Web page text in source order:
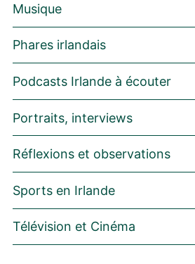
Musique
Phares irlandais
Podcasts Irlande à écouter
Portraits, interviews
Réflexions et observations
Sports en Irlande
Télévision et Cinéma